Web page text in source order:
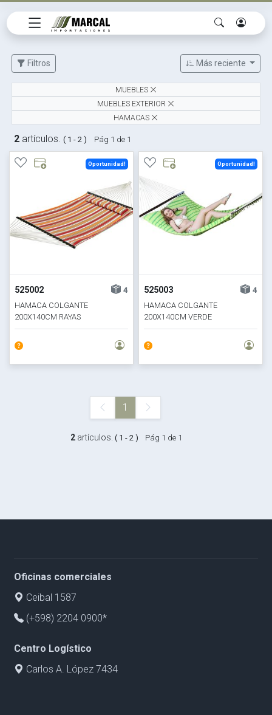
Filtros Más reciente
MUEBLES
MUEBLES EXTERIOR
HAMACAS
525002
4
HAMACA COLGANTE
200X140CM RAYAS
ROJO/NARANJA
Oportunidad!
525003
4
HAMACA COLGANTE
200X140CM VERDE
Oportunidad!
1
2 artículos. ( 1 - 2 ) Pág 1 de 1
2 artículos.( 1 - 2 ) Pág 1 de 1
Oficinas comerciales
Ceibal 1587
(+598) 2204 0900*
Centro Logístico
Carlos A. López 7434